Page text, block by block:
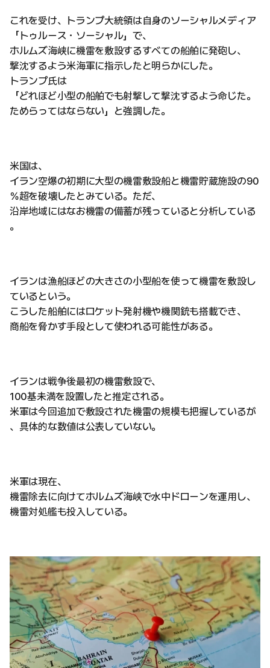
これを受け、トランプ大統領は自身のソーシャルメディア
「トゥルース・ソーシャル」で、
ホルムズ海峡に機雷を敷設するすべての船舶に発砲し、
撃沈するよう米海軍に指示したと明らかにした。
トランプ氏は
「どれほど小型の船舶でも射撃して撃沈するよう命じた。
ためらってはならない」と強調した。
米国は、
イラン空爆の初期に大型の機雷敷設船と機雷貯蔵施設の90
％超を破壊したとみている。ただ、
沿岸地域にはなお機雷の備蓄が残っていると分析している
。
イランは漁船ほどの大きさの小型船を使って機雷を敷設し
ているという。
こうした船舶にはロケット発射機や機関銃も搭載でき、
商船を脅かす手段として使われる可能性がある。
イランは戦争後最初の機雷敷設で、
100基未満を設置したと推定される。
米軍は今回追加で敷設された機雷の規模も把握しているが
、具体的な数値は公表していない。
米軍は現在、
機雷除去に向けてホルムズ海峡で水中ドローンを運用し、
機雷対処艦も投入している。